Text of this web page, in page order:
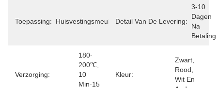
Toepassing: HuisvestingsmeubilairDetail Van De Levering:
3-10
Dagen
Na
Betaling
Verzorging:
180-
200℃,
10
Min-15
Kleur:
Zwart,
Rood,
Wit En